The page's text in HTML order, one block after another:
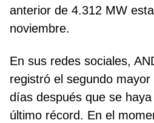
anterior de 4.312 MW
noviembre.
En sus redes sociales,
registró el segundo
días después que se haya
último récord. En el